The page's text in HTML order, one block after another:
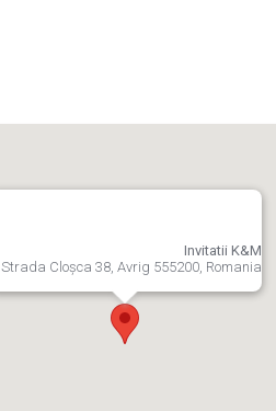
Invitatii K&M
Strada Cloșca 38, Avrig 555200, Romania